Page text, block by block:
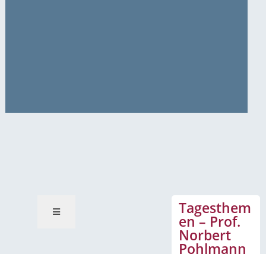
Tagesthem
en – Prof.
Norbert
Pohlmann